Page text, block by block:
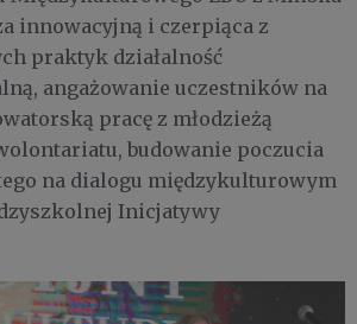
innowacyjną i czerpiąca z
praktyk działalność
angażowanie uczestników na
pracę z młodzieżą
budowanie poczucia
na dialogu międzykulturowym
Inicjatywy